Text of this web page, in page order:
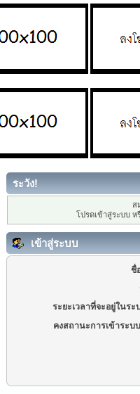
ระวัง!
ส
โปรดเข้าสู่ระบบ ห
เข้าสู่ระบบ
ชื่
ระยะเวลาที่จะอยู่ในระ
คงสถานะการเข้าระบ